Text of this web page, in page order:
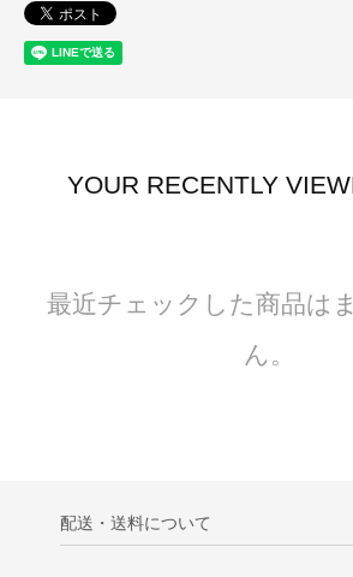
YOUR RECENTLY
最近チェックした商品は
ん。
配送・送料について